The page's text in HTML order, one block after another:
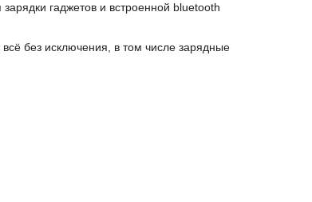
гаджетов и встроенной bluetooth
без исключения, в том числе зарядные